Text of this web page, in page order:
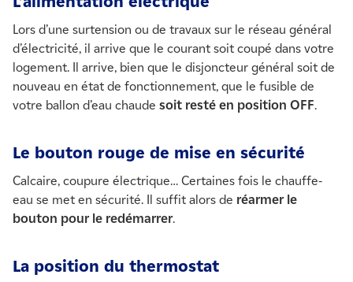
Lors d’une surtension ou de travaux sur le réseau général
d’électricité, il arrive que le courant soit coupé dans votre
logement. Il arrive, bien que le disjoncteur général soit de
nouveau en état de fonctionnement, que le fusible de
votre ballon d’eau chaude soit resté en position OFF.
Le bouton rouge de mise en sécurité
Calcaire, coupure électrique… Certaines fois le chauffe-
eau se met en sécurité. Il suffit alors de réarmer le
bouton pour le redémarrer.
La position du thermostat